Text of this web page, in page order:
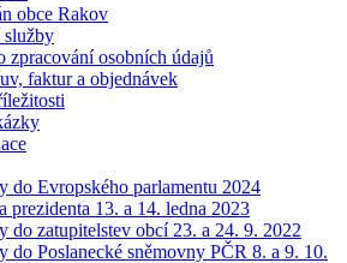
obce Rakov
zpracování osobních údajů
faktur a objednávek
do Evropského parlamentu 2024
prezidenta 13. a 14. ledna 2023
do zatupitelstev obcí 23. a 24. 9. 2022
do Poslanecké sněmovny PČR 8. a 9. 10.